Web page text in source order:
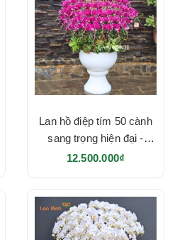
Lan hồ điệp tím 50 cành
sang trọng hiện đại -
HD634
12.500.000₫